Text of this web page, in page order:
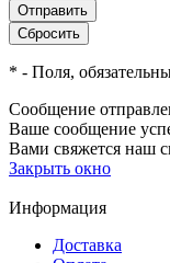
* - Поля,
Сообщение
Ваше сообщение
Вами свяжется наш
Закрыть окно
Информация
Доставка